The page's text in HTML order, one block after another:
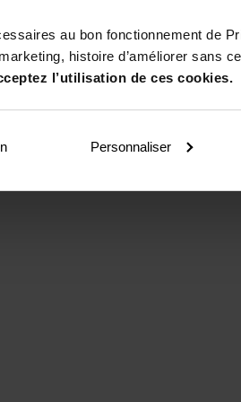
au bon fonctionnement de
histoire d’améliorer sans
l’utilisation de ces cookies.
Personnaliser